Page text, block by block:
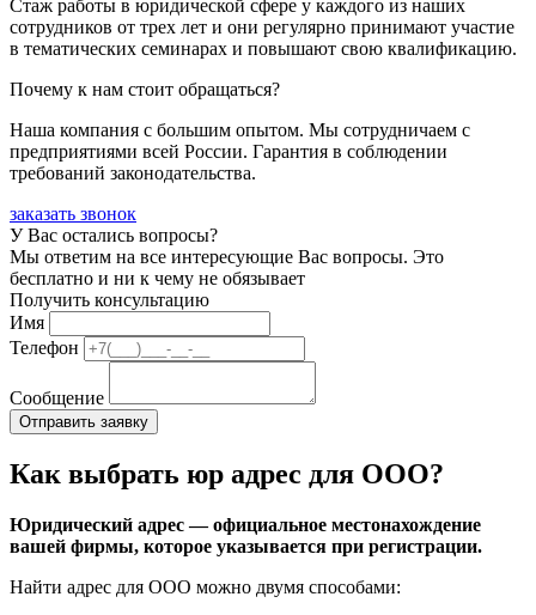
Стаж работы в юридической сфере у каждого из наших
сотрудников от трех лет и они регулярно принимают участие
в тематических семинарах и повышают свою квалификацию.
Почему к нам стоит обращаться?
Наша компания с большим опытом. Мы сотрудничаем с
предприятиями всей России. Гарантия в соблюдении
требований законодательства.
заказать звонок
У Вас остались вопросы?
Мы ответим на все интересующие Вас вопросы. Это
бесплатно и ни к чему не обязывает
Получить консультацию
Имя
Телефон
Сообщение
Как выбрать юр адрес для ООО?
Юридический адрес — официальное местонахождение
вашей фирмы, которое указывается при регистрации.
Найти адрес для ООО можно двумя способами: